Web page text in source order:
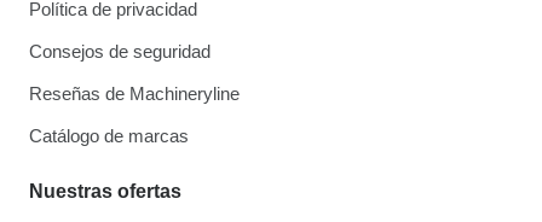
Política de privacidad
Consejos de seguridad
Reseñas de Machineryline
Catálogo de marcas
Nuestras ofertas